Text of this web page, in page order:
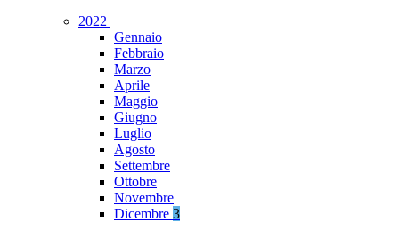
2022
Gennaio
Febbraio
Marzo
Aprile
Maggio
Giugno
Luglio
Agosto
Settembre
Ottobre
Novembre
Dicembre 3